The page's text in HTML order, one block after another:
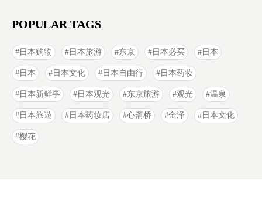
POPULAR TAGS
日本购物 日本旅游 东京 日本必买 日本
日本 日本文化 日本自由行 日本药妆
日本新鲜事 日本观光 东京旅游 观光 温泉
日本旅遊 日本药妆店 心斋桥 金泽 日本文化
樱花